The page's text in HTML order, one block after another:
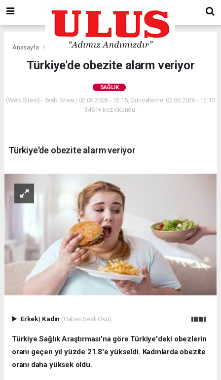
Anasayfa
Türkiye'de obezite alarm veriyor
SAĞLIK
(Web Sitesi) - Web Sitesi | 02.06.2026 - 12:15, Güncelleme: 02.06.2026 - 12:15
3461+ kez okundu.
Türkiye'de obezite alarm veriyor
Erkek| Kadın (Haberi Sesli Oku)
Türkiye Sağlık Araştırması'na göre Türkiye'deki obezlerin
oranı geçen yıl yüzde 21.8'e yükseldi. Kadınlarda obezite
oranı daha yüksek oldu.